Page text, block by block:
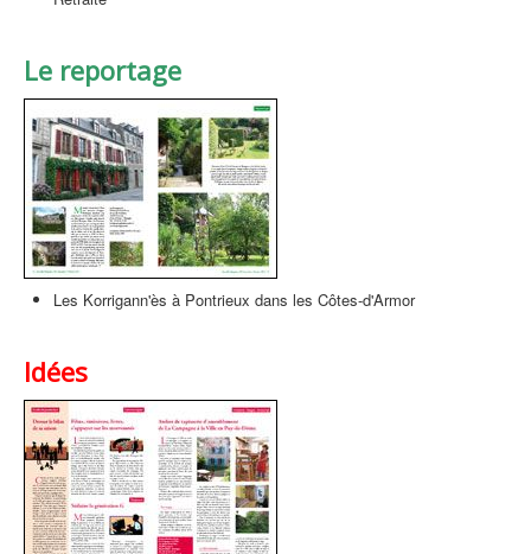
Le reportage
Les Korrigann'ès à Pontrieux dans les Côtes-d'Armor
Idées